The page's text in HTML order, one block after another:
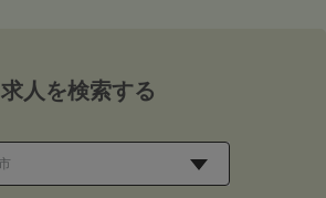
求人を検索する